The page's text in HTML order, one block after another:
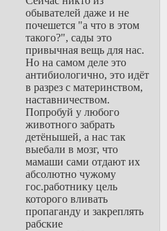
обывателей даже и не
почешется "а что в этом
такого?", сады это
привычная вещь для нас.
Но на самом деле это
антибиологично, это идёт
в разрез с материнством,
наставничеством.
Попробуй у любого
животного забрать
детёнышей, а нас так
выебали в мозг, что
мамаши сами отдают их
абсолютно чужому
гос.работнику цель
которого вливать
пропаганду и закреплять
рабские